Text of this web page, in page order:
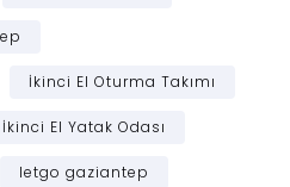
İkinci El Oturma Takımı
İkinci El Yatak Odası
letgo gaziantep